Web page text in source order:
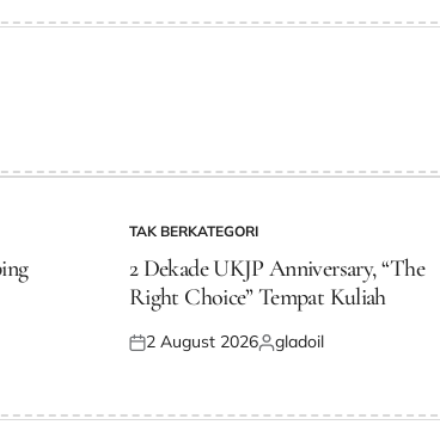
POSTED
TAK BERKATEGORI
2 Dekade UKJP Anniversary, “The
Right Choice” Tempat Kuliah
Posted
2 August 2026Posted
gladoil